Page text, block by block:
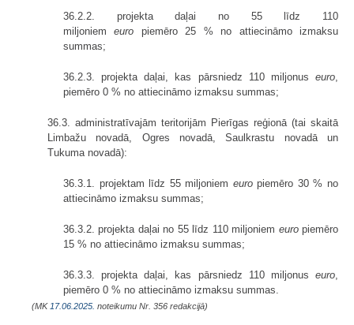
36.2.2. projekta daļai no 55 līdz 110
miljoniemeuro piemēro 25 % no attiecināmo izmaksu
summas;
36.2.3. projekta daļai, kas pārsniedz 110 miljonus euro,
piemēro 0 % no attiecināmo izmaksu summas;
36.3. administratīvajām teritorijām Pierīgas reģionā (tai skaitā
Limbažu novadā, Ogres novadā, Saulkrastu novadā un
Tukuma novadā):
36.3.1. projektam līdz 55 miljoniem europiemēro 30 % no
attiecināmo izmaksu summas;
36.3.2. projekta daļai no 55 līdz 110 miljoniem europiemēro
15 % no attiecināmo izmaksu summas;
36.3.3. projekta daļai, kas pārsniedz 110 miljonus euro,
piemēro 0 % no attiecināmo izmaksu summas.
(MK17.06.2025. noteikumu Nr. 356 redakcijā)